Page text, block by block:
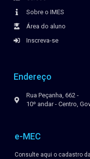
Sobre o IMES
Área do aluno
Inscreva-se
Endereço
Rua Peçanha, 662 -
10º andar - Centro,
e-MEC
Consulte aqui o cadastro